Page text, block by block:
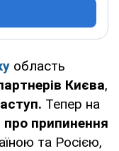
область
Києва,
Тепер на
припинення
та Росією,